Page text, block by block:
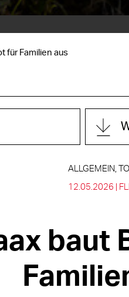
für Familien aus
ALLGEMEIN,
12.05.2026 |
baut